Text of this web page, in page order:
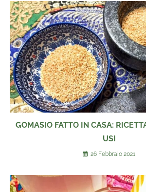
GOMASIO FATTO IN CASA:
USI
26 Febbraio 2021